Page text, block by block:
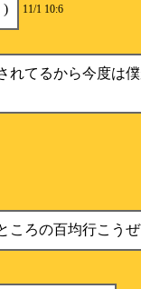
) 11/1 10:6
れてるから今度は
ころの百均行こうぜ